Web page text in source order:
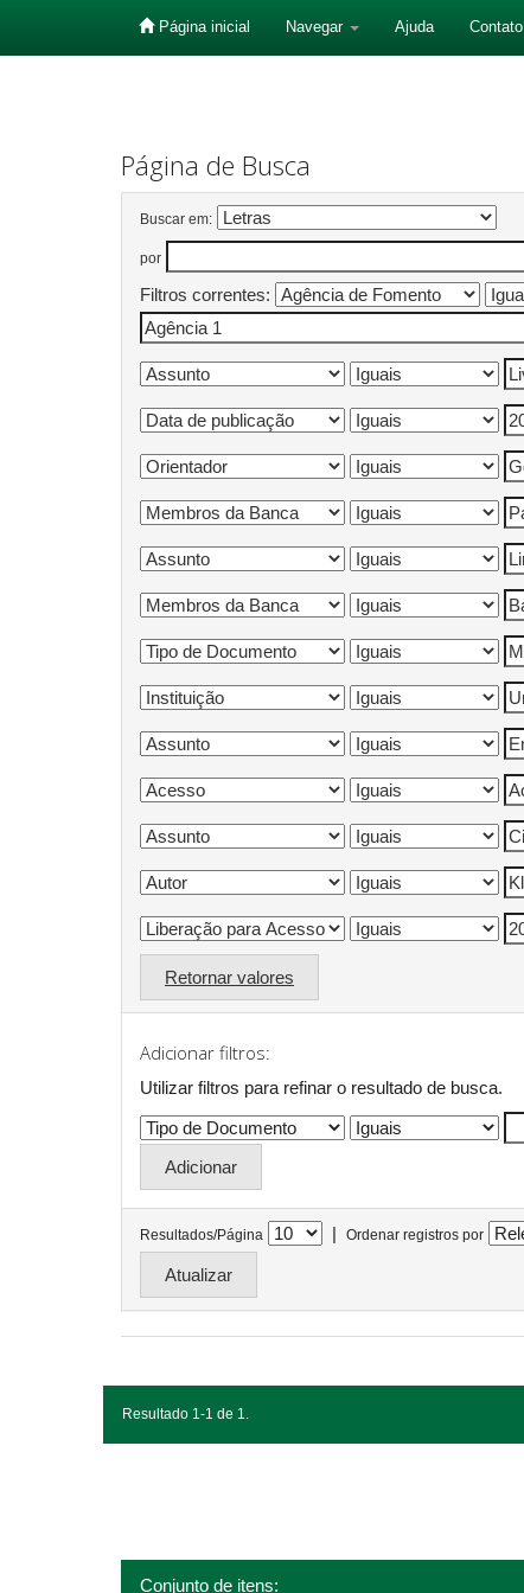
Página inicial Navegar Ajuda Contato
Página de Busca
Buscar em:
por
Filtros correntes:
Retornar valores
Adicionar filtros:
Utilizar filtros para refinar o resultado de busca.
Resultados/Página | Ordenar registros por
Resultado 1-1 de 1.
Conjunto de itens: